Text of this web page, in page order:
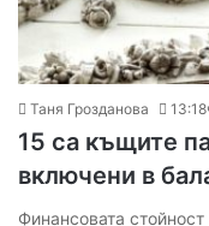
Таня Грозданова
15 са къщите
включени в
Финансовата